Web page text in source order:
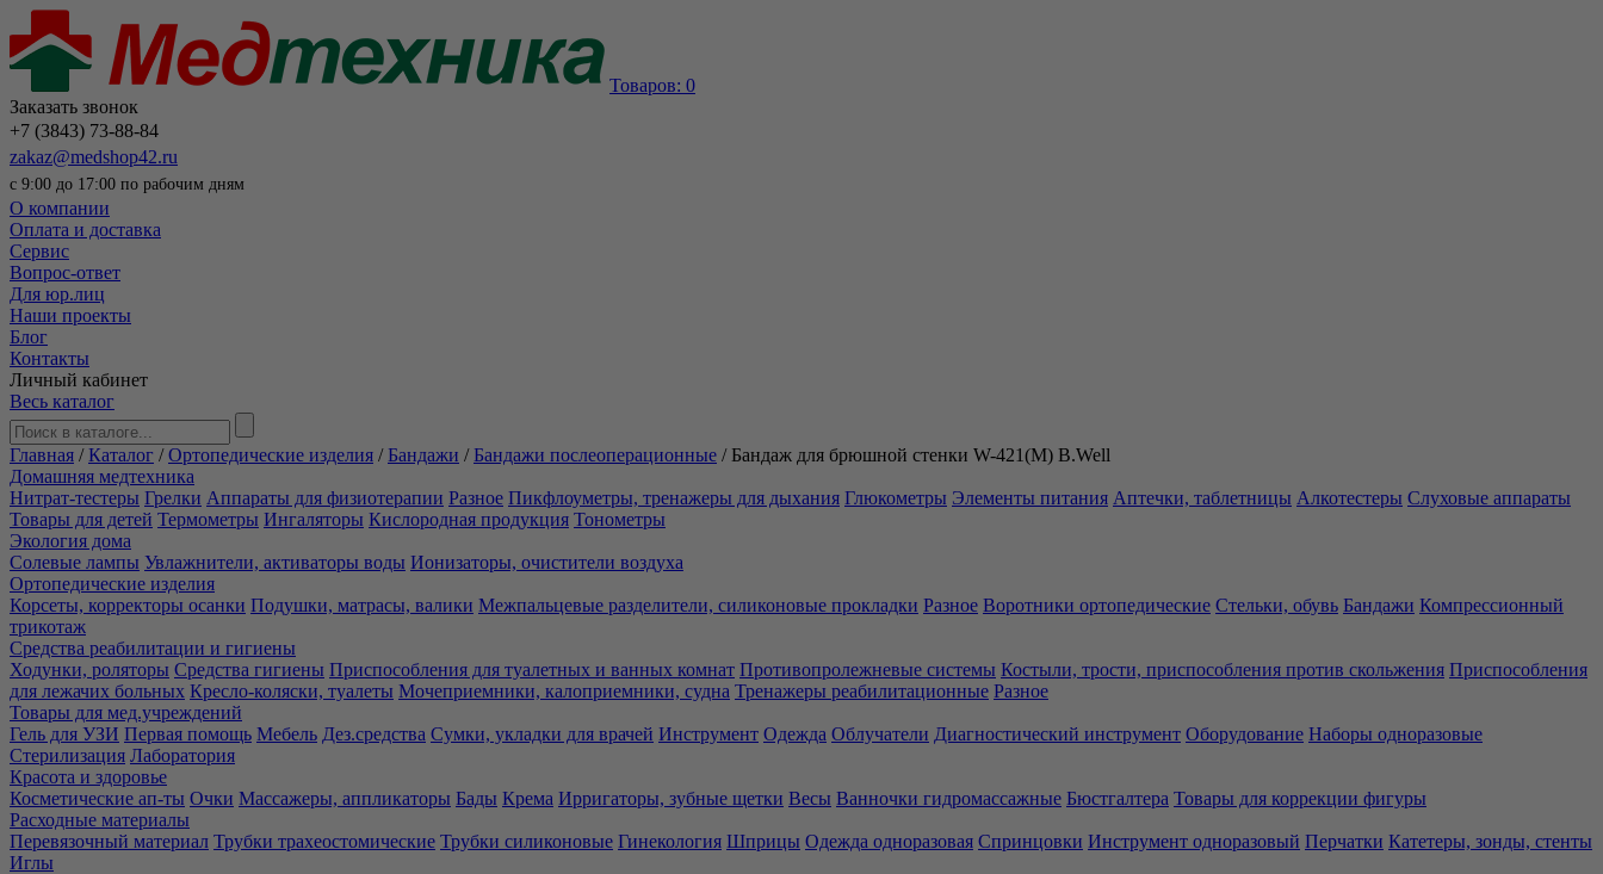
Товаров: 0
Заказать звонок
+7 (3843) 73-88-84
zakaz@medshop42.ru
с 9:00 до 17:00 по рабочим дням
О компании
Оплата и доставка
Сервис
Вопрос-ответ
Для юр.лиц
Наши проекты
Блог
Контакты
Личный кабинет
Весь каталог
Главная /Каталог /Ортопедические изделия / Бандажи / Бандажи послеоперационные / Бандаж для брюшной стенки W-421(М) B.Well
Домашняя медтехника
Нитрат-тестеры Грелки Аппараты для физиотерапии Разное Пикфлоуметры, тренажеры для дыхания Глюкометры Элементы питания Аптечки, таблетницы Алкотестеры Слуховые аппараты
Товары для детей Термометры Ингаляторы Кислородная продукция Тонометры
Экология дома
Солевые лампы Увлажнители, активаторы воды Ионизаторы, очистители воздуха
Ортопедические изделия
Корсеты, корректоры осанки Подушки, матрасы, валики Межпальцевые разделители, силиконовые прокладки Разное Воротники ортопедические Стельки, обувь Бандажи Компрессионный
трикотаж
Средства реабилитации и гигиены
Ходунки, роляторы Средства гигиены Приспособления для туалетных и ванных комнат Противопролежневые системы Костыли, трости, приспособления против скольжения Приспособления
для лежачих больных Кресло-коляски, туалеты Мочеприемники, калоприемники, судна Тренажеры реабилитационные Разное
Товары для мед.учреждений
Гель для УЗИ Первая помощь Мебель Дез.средства Сумки, укладки для врачей Инструмент Одежда Облучатели Диагностический инструмент Оборудование Наборы одноразовые
Стерилизация Лаборатория
Красота и здоровье
Косметические ап-ты Очки Массажеры, аппликаторы Бады Крема Ирригаторы, зубные щетки Весы Ванночки гидромассажные Бюстгалтера Товары для коррекции фигуры
Расходные материалы
Перевязочный материал Трубки трахеостомические Трубки силиконовые Гинекология Шприцы Одежда одноразовая Спринцовки Инструмент одноразовый Перчатки Катетеры, зонды, стенты
Иглы